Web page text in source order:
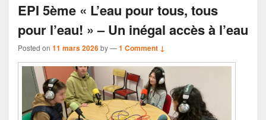
EPI 5ème « L’eau pour tous, tous
pour l’eau! » – Un inégal accès à l’eau
Posted on 11 mars 2026by—1 Comment ↓